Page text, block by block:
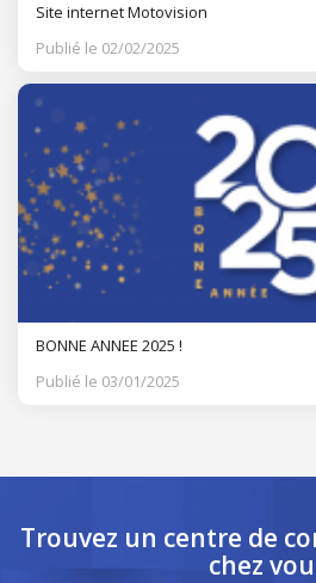
Site internet Motovision
Publié le 02/02/2025
BONNE ANNEE 2025 !
Publié le 03/01/2025
Trouvez un centre de
chez